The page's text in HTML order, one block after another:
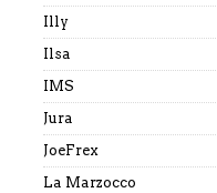
Illy
Ilsa
IMS
Jura
JoeFrex
La Marzocco